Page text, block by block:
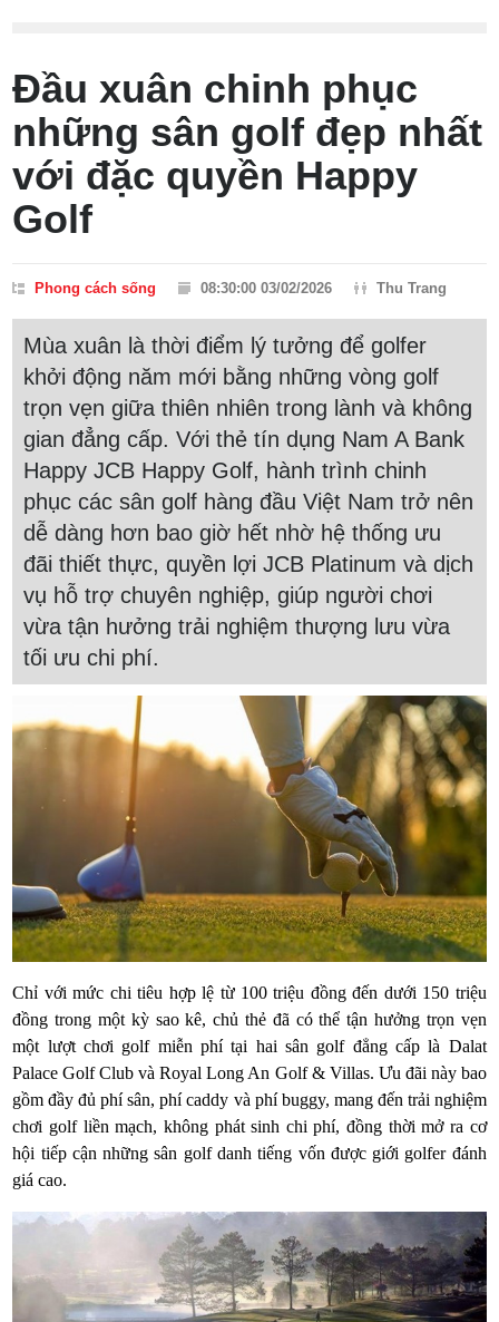
Đầu xuân chinh phục
những sân golf đẹp nhất
với đặc quyền Happy
Golf
Phong cách sống 08:30:00 03/02/2026 Thu Trang
Mùa xuân là thời điểm lý tưởng để golfer
khởi động năm mới bằng những vòng golf
trọn vẹn giữa thiên nhiên trong lành và không
gian đẳng cấp. Với thẻ tín dụng Nam A Bank
Happy JCB Happy Golf, hành trình chinh
phục các sân golf hàng đầu Việt Nam trở nên
dễ dàng hơn bao giờ hết nhờ hệ thống ưu
đãi thiết thực, quyền lợi JCB Platinum và dịch
vụ hỗ trợ chuyên nghiệp, giúp người chơi
vừa tận hưởng trải nghiệm thượng lưu vừa
tối ưu chi phí.
Chỉ với mức chi tiêu hợp lệ từ 100 triệu đồng đến dưới 150 triệu
đồng trong một kỳ sao kê, chủ thẻ đã có thể tận hưởng trọn vẹn
một lượt chơi golf miễn phí tại hai sân golf đẳng cấp là Dalat
Palace Golf Club và Royal Long An Golf & Villas. Ưu đãi này bao
gồm đầy đủ phí sân, phí caddy và phí buggy, mang đến trải nghiệm
chơi golf liền mạch, không phát sinh chi phí, đồng thời mở ra cơ
hội tiếp cận những sân golf danh tiếng vốn được giới golfer đánh
giá cao.